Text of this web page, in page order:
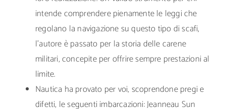
intende comprendere pienamente le leggi che
regolano la navigazione su questo tipo di scafi,
l’autore è passato per la storia delle carene
militari, concepite per offrire sempre prestazioni al
limite.
Nautica ha provato per voi, scoprendone pregi e
difetti, le seguenti imbarcazioni: Jeanneau Sun